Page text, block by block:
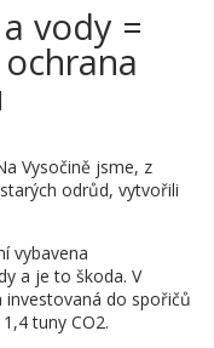
vody =
Vysočině jsme, z
odrůd, vytvořili
vybavena
a je to škoda. V
do spořičů
tuny CO2.